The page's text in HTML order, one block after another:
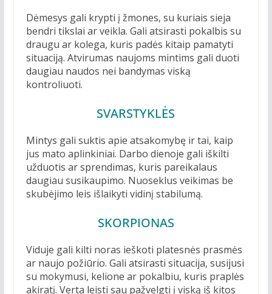
Dėmesys gali krypti į žmones, su kuriais sieja
bendri tikslai ar veikla. Gali atsirasti pokalbis su
draugu ar kolega, kuris padės kitaip pamatyti
situaciją. Atvirumas naujoms mintims gali duoti
daugiau naudos nei bandymas viską
kontroliuoti.
SVARSTYKLĖS
Mintys gali suktis apie atsakomybę ir tai, kaip
jus mato aplinkiniai. Darbo dienoje gali iškilti
užduotis ar sprendimas, kuris pareikalaus
daugiau susikaupimo. Nuoseklus veikimas be
skubėjimo leis išlaikyti vidinį stabilumą.
SKORPIONAS
Viduje gali kilti noras ieškoti platesnės prasmės
ar naujo požiūrio. Gali atsirasti situacija, susijusi
su mokymusi, kelione ar pokalbiu, kuris praplės
akiratį. Verta leisti sau pažvelgti į viską iš kitos